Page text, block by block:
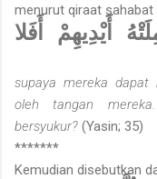
menurut qiraat sahabat
أَيْدِيهِمْ أَفَلا
supaya mereka dapat
oleh tangan
bersyukur? (Yasin; 35)
*******
Kemudian disebutkan